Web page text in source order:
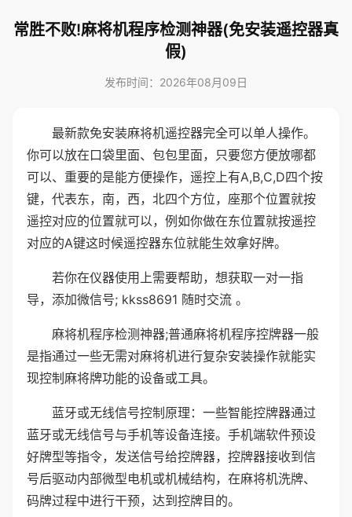
常胜不败!麻将机程序检测神器(免安装遥控器真
假)
发布时间：2026年08月09日
最新款免安装麻将机遥控器完全可以单人操作。
你可以放在口袋里面、包包里面，只要您方便放哪都
可以、重要的是能方便操作，遥控上有A,B,C,D四个按
键，代表东，南，西，北四个方位，座那个位置就按
遥控对应的位置就可以，例如你做在东位置就按遥控
对应的A键这时候遥控器东位就能生效拿好牌。
若你在仪器使用上需要帮助，想获取一对一指
导，添加微信号; kkss8691 随时交流 。
麻将机程序检测神器;普通麻将机程序控牌器一般
是指通过一些无需对麻将机进行复杂安装操作就能实
现控制麻将牌功能的设备或工具。
蓝牙或无线信号控制原理：一些智能控牌器通过
蓝牙或无线信号与手机等设备连接。手机端软件预设
好牌型等指令，发送信号给控牌器，控牌器接收到信
号后驱动内部微型电机或机械结构，在麻将机洗牌、
码牌过程中进行干预，达到控牌目的。